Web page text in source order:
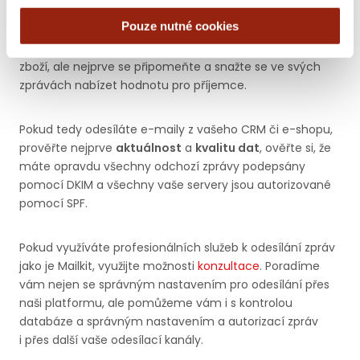
Pouze nutné cookies
nejnovější. Postupně pak lze přidat i starší adresyaž do 1
. Vždy je však nutné myslet na to, jak
komunikaci navážete. Určitě nezkoušejte začít nabídkou
zboží, ale nejprve se připomeňte a snažte se ve svých
zprávách nabízet hodnotu pro příjemce.
Pokud tedy odesíláte e-maily z vašeho CRM či e-shopu,
prověřte nejprve aktuálnost a kvalitu dat, ověřte si, že
máte opravdu všechny odchozí zprávy podepsány
pomocí DKIM a všechny vaše servery jsou autorizované
pomocí SPF.
Pokud využíváte profesionálních služeb k odesílání zpráv
jako je Mailkit, využijte možnosti konzultace. Poradíme
vám nejen se správným nastavením pro odesílání přes
naši platformu, ale pomůžeme vám i s kontrolou
databáze a správným nastavením a autorizací zpráv
i přes další vaše odesílací kanály.